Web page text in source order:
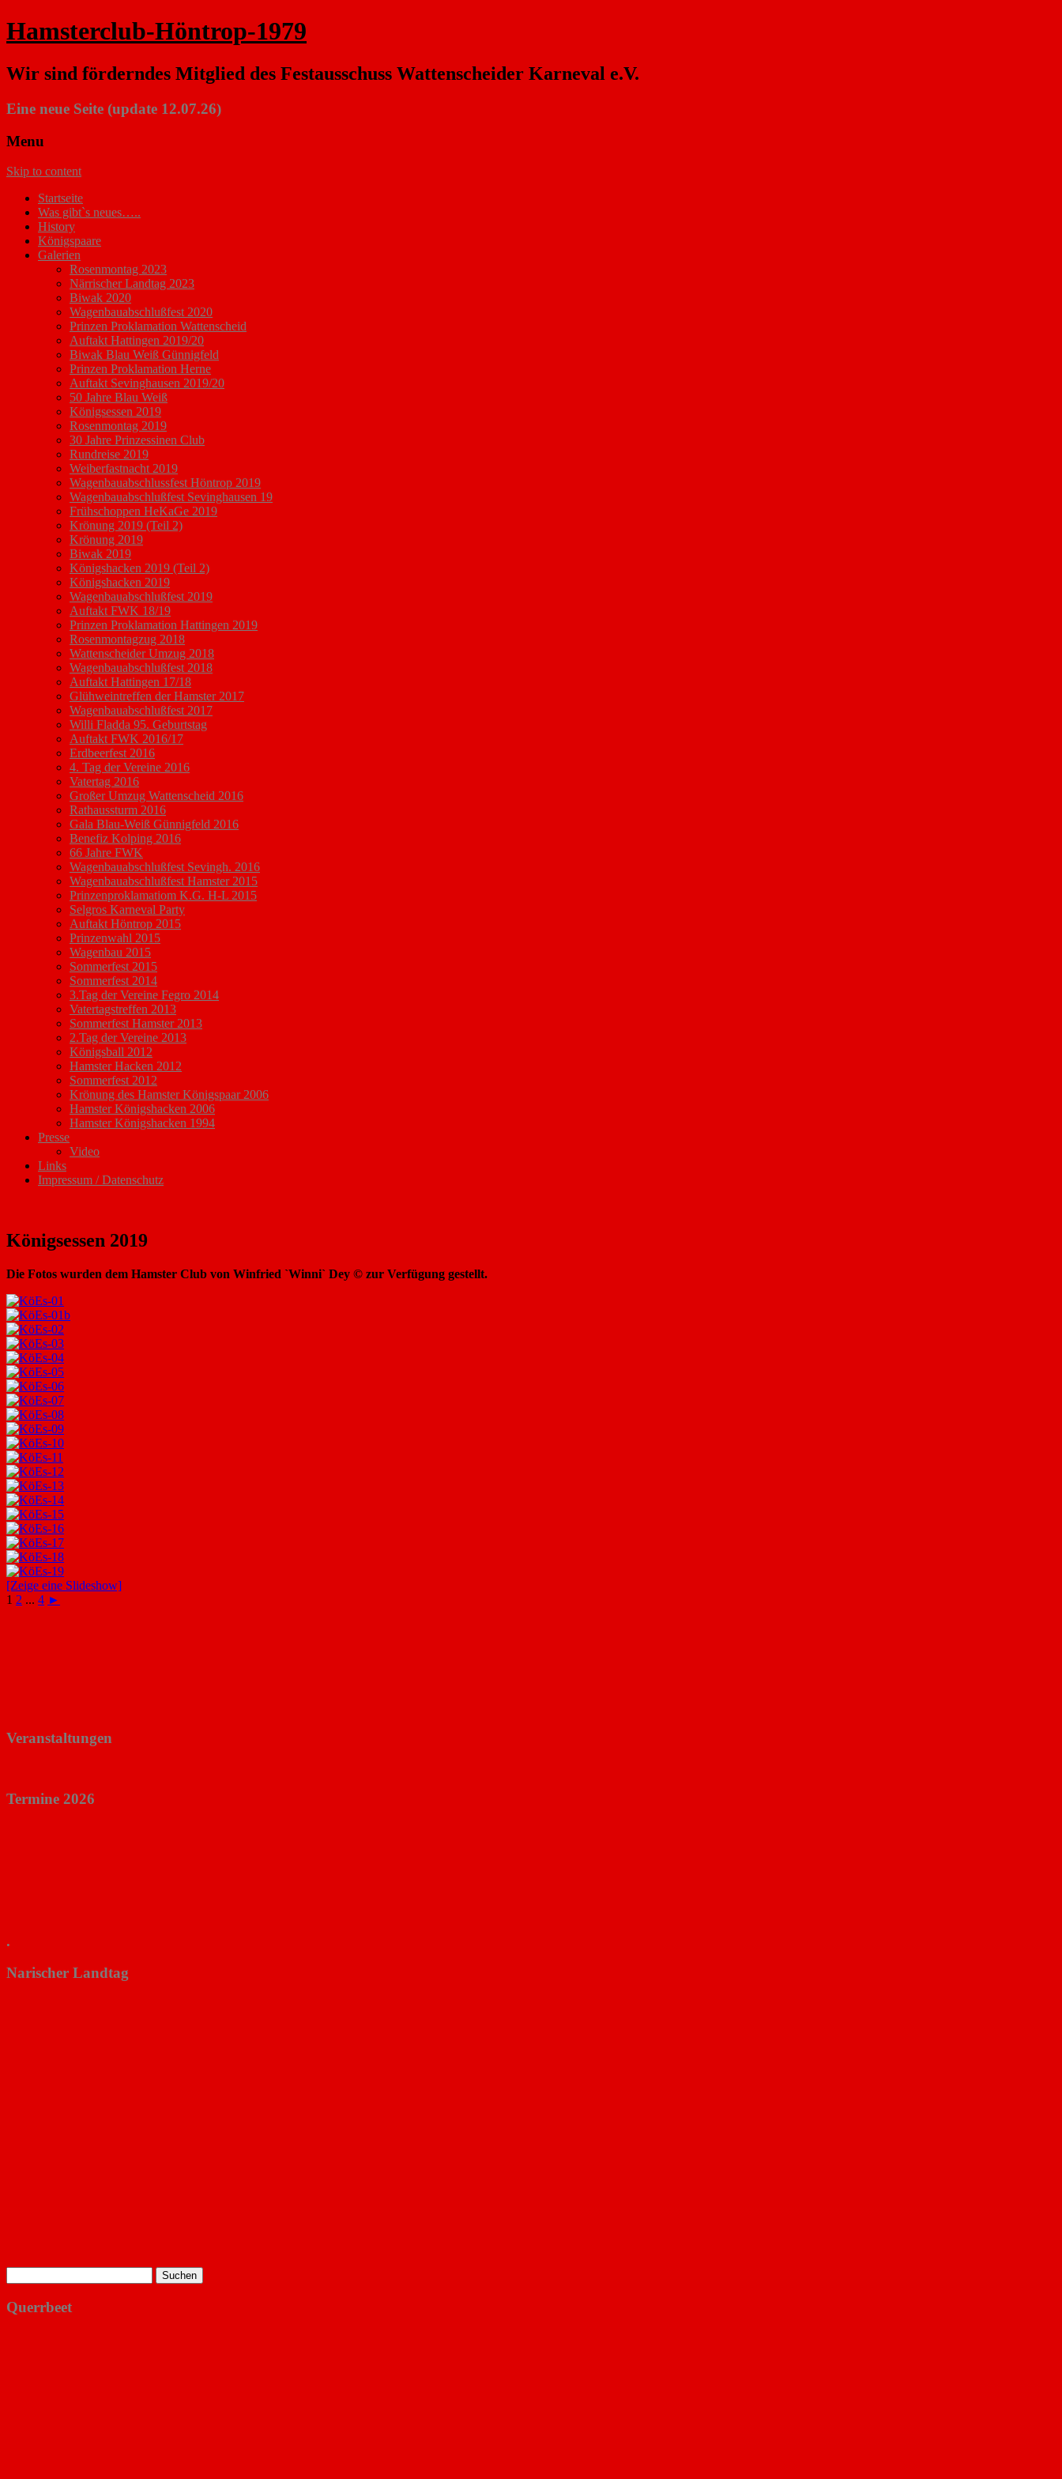
Hamsterclub-Höntrop-1979
Wir sind förderndes Mitglied des Festausschuss Wattenscheider Karneval e.V.
Eine neue Seite (update 12.07.26)
Menu
Skip to content
Startseite
Was gibt`s neues…..
History
Königspaare
Galerien
Rosenmontag 2023
Närrischer Landtag 2023
Biwak 2020
Wagenbauabschlußfest 2020
Prinzen Proklamation Wattenscheid
Auftakt Hattingen 2019/20
Biwak Blau Weiß Günnigfeld
Prinzen Proklamation Herne
Auftakt Sevinghausen 2019/20
50 Jahre Blau Weiß
Königsessen 2019
Rosenmontag 2019
30 Jahre Prinzessinen Club
Rundreise 2019
Weiberfastnacht 2019
Wagenbauabschlussfest Höntrop 2019
Wagenbauabschlußfest Sevinghausen 19
Frühschoppen HeKaGe 2019
Krönung 2019 (Teil 2)
Krönung 2019
Biwak 2019
Königshacken 2019 (Teil 2)
Königshacken 2019
Wagenbauabschlußfest 2019
Auftakt FWK 18/19
Prinzen Proklamation Hattingen 2019
Rosenmontagzug 2018
Wattenscheider Umzug 2018
Wagenbauabschlußfest 2018
Auftakt Hattingen 17/18
Glühweintreffen der Hamster 2017
Wagenbauabschlußfest 2017
Willi Fladda 95. Geburtstag
Auftakt FWK 2016/17
Erdbeerfest 2016
4. Tag der Vereine 2016
Vatertag 2016
Großer Umzug Wattenscheid 2016
Rathaussturm 2016
Gala Blau-Weiß Günnigfeld 2016
Benefiz Kolping 2016
66 Jahre FWK
Wagenbauabschlußfest Sevingh. 2016
Wagenbauabschlußfest Hamster 2015
Prinzenproklamatiom K.G. H-L 2015
Selgros Karneval Party
Auftakt Höntrop 2015
Prinzenwahl 2015
Wagenbau 2015
Sommerfest 2015
Sommerfest 2014
3.Tag der Vereine Fegro 2014
Vatertagstreffen 2013
Sommerfest Hamster 2013
2.Tag der Vereine 2013
Königsball 2012
Hamster Hacken 2012
Sommerfest 2012
Krönung des Hamster Königspaar 2006
Hamster Königshacken 2006
Hamster Königshacken 1994
Presse
Video
Links
Impressum / Datenschutz
Königsessen 2019
Die Fotos wurden dem Hamster Club von Winfried `Winni` Dey © zur Verfügung gestellt.
[Zeige eine Slideshow]
1 2 ... 4 ►
Veranstaltungen
Termine 2026
.
Narischer Landtag
nach:
Querrbeet